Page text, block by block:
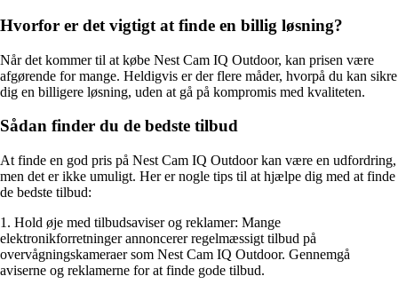
Hvorfor er det vigtigt at finde en billig løsning?
Når det kommer til at købe Nest Cam IQ Outdoor, kan prisen være
afgørende for mange. Heldigvis er der flere måder, hvorpå du kan sikre
dig en billigere løsning, uden at gå på kompromis med kvaliteten.
Sådan finder du de bedste tilbud
At finde en god pris på Nest Cam IQ Outdoor kan være en udfordring,
men det er ikke umuligt. Her er nogle tips til at hjælpe dig med at finde
de bedste tilbud:
1. Hold øje med tilbudsaviser og reklamer: Mange
elektronikforretninger annoncerer regelmæssigt tilbud på
overvågningskameraer som Nest Cam IQ Outdoor. Gennemgå
aviserne og reklamerne for at finde gode tilbud.